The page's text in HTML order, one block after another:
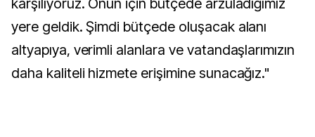
karşılıyoruz. Onun için bütçede arzuladığımız
yere geldik. Şimdi bütçede oluşacak alanı
altyapıya, verimli alanlara ve vatandaşlarımızın
daha kaliteli hizmete erişimine sunacağız."